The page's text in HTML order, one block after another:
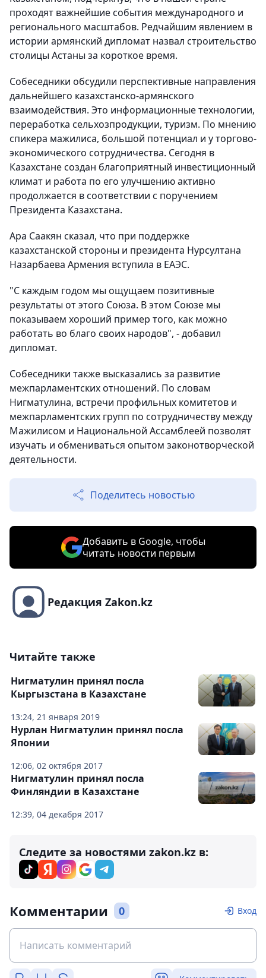
проходят важнейшие события международного и
регионального масштабов. Редчайшим явлением в
истории армянский дипломат назвал строительство
столицы Астаны за короткое время.
Собеседники обсудили перспективные направления
дальнейшего казахстанско-армянского
взаимодействия. Это информационные технологии,
переработка сельхозпродукции, туризм. По мнению
спикера мажилиса, большой потенциал и у торгово-
экономического сотрудничества. Сегодня в
Казахстане создан благоприятный инвестиционный
климат и работа по его улучшению активно
продолжается в соответствии с поручением
Президента Казахстана.
Ара Саакян сказал, что при поддержке
казахстанской стороны и президента Нурсултана
Назарбаева Армения вступила в ЕАЭС.
"С каждым годом мы ощущаем позитивные
результаты от этого Союза. В этом Союзе мы
показываем хороший пример того, как можно
работать во благо своих народов", - добавил
дипломат.
Собеседники также высказались за развитие
межпарламентских отношений. По словам
Нигматулина, встречи профильных комитетов и
межпарламентских групп по сотрудничеству между
Мажилисом и Национальной Ассамблеей позволят
изучать и обмениваться опытом законотворческой
деятельности.
Поделитесь новостью
Добавить в Google, чтобы
читать новости первым
Редакция Zakon.kz
Читайте также
13:24, 21 января 2019
Нигматулин принял посла
Кыргызстана в Казахстане
12:06, 02 октября 2017
Нурлан Нигматулин принял посла
Японии
12:39, 04 декабря 2017
Нигматулин принял посла
Финляндии в Казахстане
Следите за новостями zakon.kz в:
Комментарии 0 Вход